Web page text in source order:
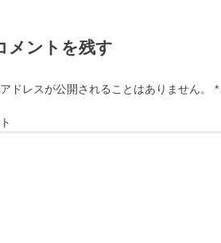
メントを残す
ドレスが公開されることはありません。 *